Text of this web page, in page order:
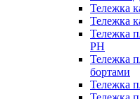
Тележка
Тележка
Тележка
PH
Тележка
бортами
Тележка